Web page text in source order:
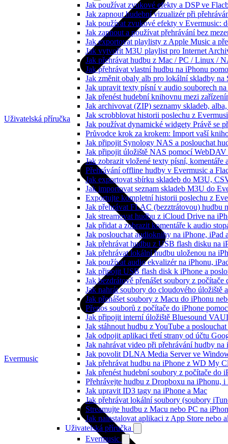
Jak používat zvukové efekty a DSP ve
Jak zapnout hudební vizualizér při
Jak používat zvukové efekty v Evermusic:
Jak zapnout a používat přehrávání bez
Jak exportovat playlisty z Apple Music a
Jak vytvořit M3U playlist pro Internet
Jak přehrávat hudbu z Mac / PC / Linux /
Jak přehrávat vlastní hudbu na iPhonu
Jak změnit obaly alb pro lokální skladby
Jak upravit texty písní v audio souborech
Jak přenést hudební knihovnu mezi
Jak archivovat (ZIP) seznamy skladeb,
Jak scrobblovat historii poslechu z
Jak používat dynamické widgety Právě se
Průvodce krok za krokem: Import vaší
Jak připojit Synology NAS a poslouchat
Jak připojit úložiště NAS pomocí WebDAV
Jak zobrazit vložené texty písní,
Přehrávání offline hudby v Evermusic a
Jak exportovat sbírku skladeb do M3U,
Jak importovat seznam skladeb M3U do
Exportujte kompletní historii poslechu z
Jak přehrávat FLAC (bezztrátovou) hudbu
Jak streamovat hudbu z iCloud Drive na
Jak přidat a zobrazit komentáře k audio
Jak poslouchat audioknihy na iPhone, iPad
Jak přehrávat hudbu z USB flash disku na
Jak přehrávat lokální hudbu uloženou na
Jak používat audio ekvalizér na iPhonu,
Jak připojit USB flash disk k iPhone a
Jak bezdrátově přenášet soubory z
Jak nahrát soubory do cloudového
Jak přenášet soubory z Macu do iPhonu
Přenos souborů z počítače do iPhone
Jak připojit interní úložiště Bluesound
Jak stáhnout hudbu z YouTube a
Jak odpojit aplikaci třetí strany od účtu
Jak nahrávat video při přehrávání hudby na
Jak povolit DLNA Media Server ve
Jak přehrávat hudbu na iPhone z WD My
Jak přenést hudební soubory z počítače
Přehrávejte hudbu z Dropboxu na iPhonu,
Jak upravit ID3 tagy na iPhone a Mac
Jak přehrávat lokální soubory (soubory
Streamujte hudbu z Macu nebo PC na
Jak nainstalovat aplikaci z App Store nebo
Uživatelská příručka
Evermusic
Uživatelská příručka
Evermusic